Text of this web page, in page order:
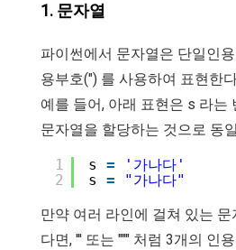
1. 문자열
파이썬에서 문자열은 단일인
용부호(") 를 사용하여 표현한
예를 들어, 아래 표현은 s 라는
문자열을 할당하는 것으로 동
1
2
s =
'가나다'
s =
"가나다"
만약 여러 라인에 걸쳐 있는
다면, ''' 또는 """ 처럼 3개의 인